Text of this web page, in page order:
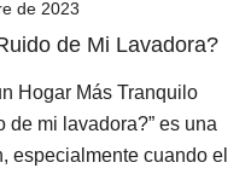
de 2023
de Mi Lavadora?
Hogar Más Tranquilo
de mi lavadora?” es una
especialmente cuando el